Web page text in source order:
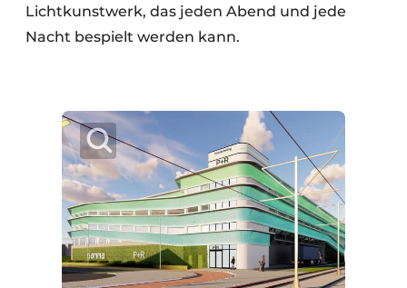
Lichtkunstwerk, das jeden Abend und jede
Nacht bespielt werden kann.